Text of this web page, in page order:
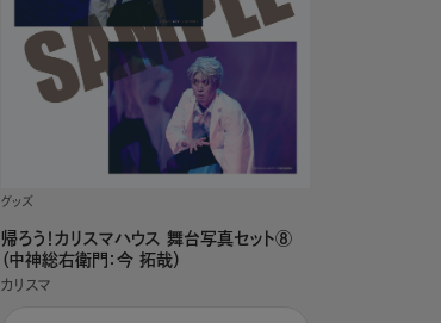
グッズ
帰ろう！カリスマハウス 舞台写真セット⑧
（中神総右衛門：今 拓哉）
カリスマ